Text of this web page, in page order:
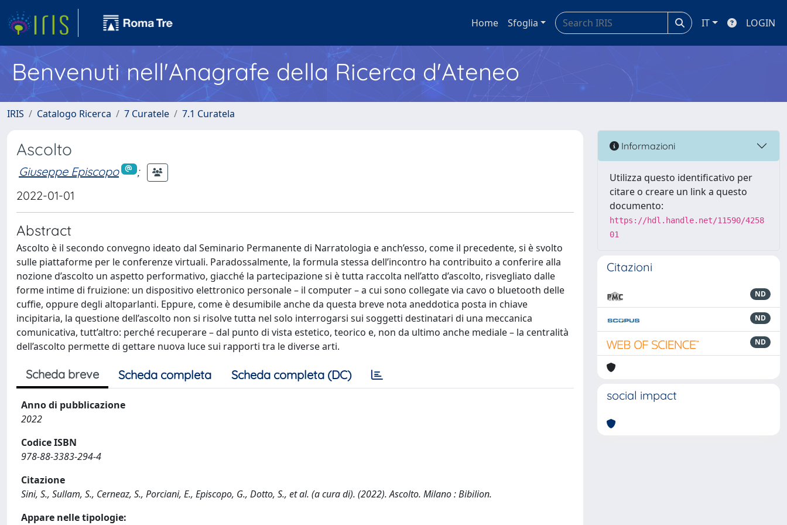
Home Sfoglia IT LOGIN
Benvenuti nell'Anagrafe della Ricerca d'Ateneo
IRIS Catalogo Ricerca 7 Curatele 7.1 Curatela
Ascolto
Giuseppe Episcopo
;
2022-01-01
Abstract
Ascolto è il secondo convegno ideato dal Seminario Per­manente di Narratologia e anch’esso, come il precedente, si è svolto
sulle piattaforme per le conferenze virtua­li. Paradossalmente, la formula stessa dell’incontro ha contribuito a conferire alla
nozione d’ascolto un aspetto performativo, giacché la partecipazione si è tutta rac­colta nell’atto d’ascolto, risvegliato dalle
forme intime di fruizione: un dispositivo elettronico personale – il com­puter – a cui sono collegate via cavo o bluetooth delle
cuffie, oppure degli altoparlanti. Eppure, come è desu­mibile anche da questa breve nota aneddotica posta in chiave
incipitaria, la questione dell’ascolto non si risolve tutta nel solo interrogarsi sui soggetti destinatari di una meccanica
comunicativa, tutt’altro: perché recuperare – dal punto di vista estetico, teorico e, non da ultimo anche mediale – la centralità
dell’ascolto permette di gettare nuova luce sui rapporti tra le diverse arti.
Scheda breve Scheda completa Scheda completa (DC)
Anno di pubblicazione
2022
Codice ISBN
978-88-3383-294-4
Citazione
Sini, S., Sullam, S., Cerneaz, S., Porciani, E., Episcopo, G., Dotto, S., et al. (a cura di). (2022). Ascolto. Milano : Bibilion.
Appare nelle tipologie:
Informazioni
Utilizza questo identificativo per
citare o creare un link a questo
documento:
https://hdl.handle.net/11590/4258
01
Citazioni
ND
ND
ND
social impact